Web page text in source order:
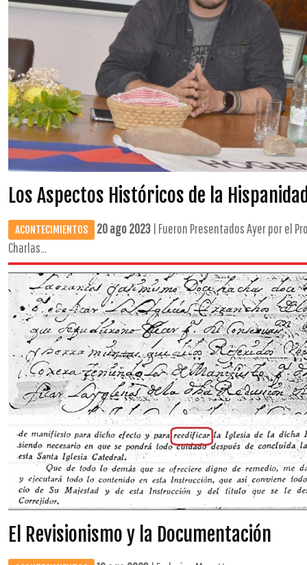
Los Aspectos Históricos de la
ACONTECIMIENTOS 20 ago 2023 | Fueron Presentados Ayer por el
Charlas...
El Revisionismo y la Documentación